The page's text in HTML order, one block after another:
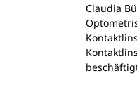
Claudia